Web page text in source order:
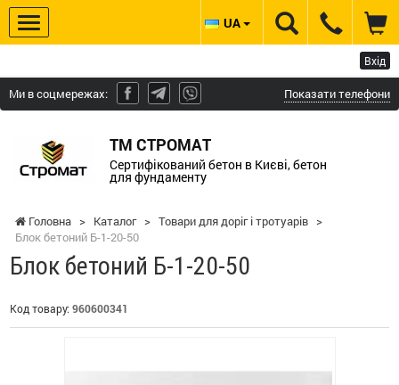
Вхід
Ми в соцмережах: Показати телефони
ТМ СТРОМАТ
Сертифікований бетон в Києві, бетон
для фундаменту
UA
Головна > Каталог > Товари для доріг і тротуарів >
Блок бетоний Б-1-20-50
Блок бетоний Б-1-20-50
Код товару: 960600341